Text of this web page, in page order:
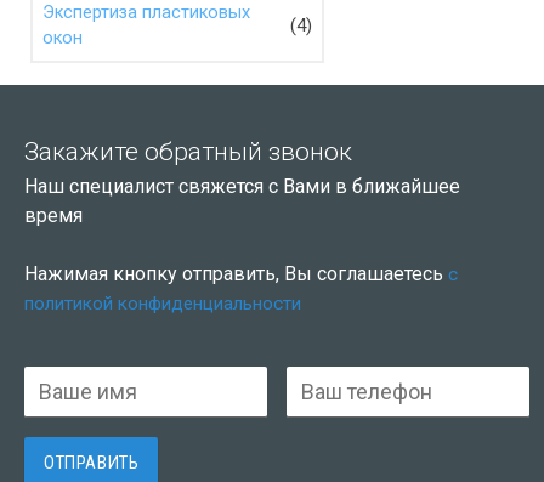
Экспертиза пластиковых
окон
(4)
Закажите обратный звонок
Наш специалист свяжется с Вами в ближайшее
время
Нажимая кнопку отправить, Вы соглашаетесь с
политикой конфиденциальности